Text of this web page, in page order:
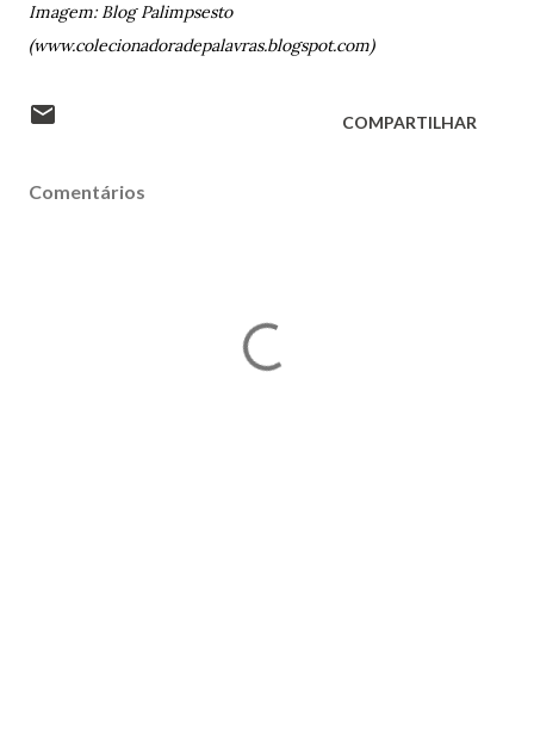
Imagem: Blog Palimpsesto
(www.colecionadoradepalavras.blogspot.com)
COMPARTILHAR
Comentários